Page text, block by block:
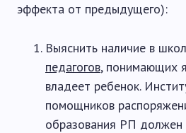
эффекта от предыдущего):
Выяснить наличие в
педагогов, понимающих
владеет ребенок.
помощников
образования РП должен